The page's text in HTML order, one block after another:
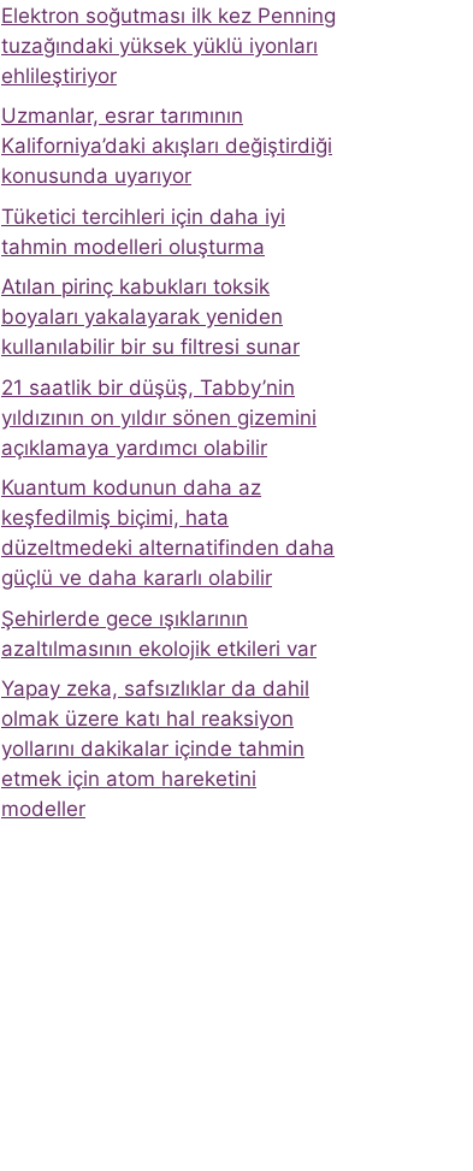
Elektron soğutması ilk kez Penning
tuzağındaki yüksek yüklü iyonları
ehlileştiriyor
Uzmanlar, esrar tarımının
Kaliforniya’daki akışları değiştirdiği
konusunda uyarıyor
Tüketici tercihleri ​​için daha iyi
tahmin modelleri oluşturma
Atılan pirinç kabukları toksik
boyaları yakalayarak yeniden
kullanılabilir bir su filtresi sunar
21 saatlik bir düşüş, Tabby’nin
yıldızının on yıldır sönen gizemini
açıklamaya yardımcı olabilir
Kuantum kodunun daha az
keşfedilmiş biçimi, hata
düzeltmedeki alternatifinden daha
güçlü ve daha kararlı olabilir
Şehirlerde gece ışıklarının
azaltılmasının ekolojik etkileri var
Yapay zeka, safsızlıklar da dahil
olmak üzere katı hal reaksiyon
yollarını dakikalar içinde tahmin
etmek için atom hareketini
modeller